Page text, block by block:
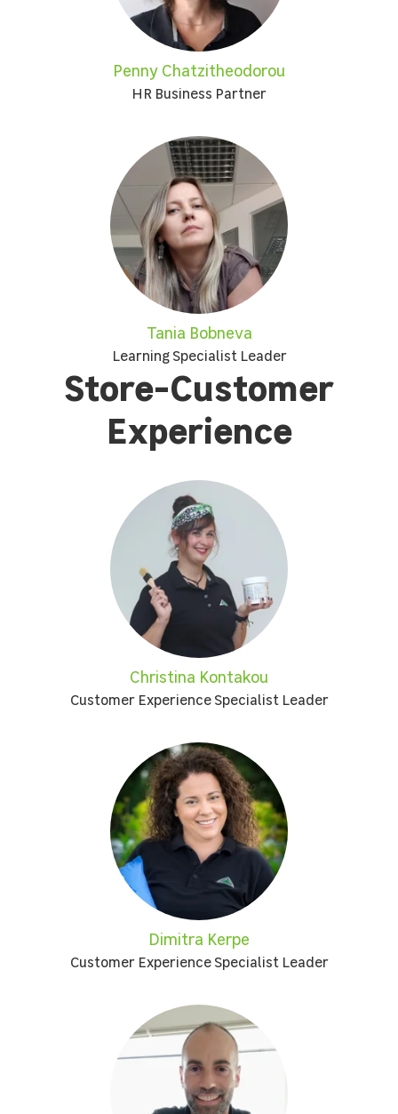
Penny Chatzitheodorou
HR Business Partner
Tania Bobneva
Learning Specialist Leader
Store-Customer
Experience
Christina Kontakou
Customer Experience Specialist Leader
Dimitra Kerpe
Customer Experience Specialist Leader